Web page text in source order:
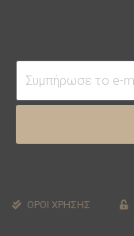
ΟΡΟΙ ΧΡΗΣΗΣ